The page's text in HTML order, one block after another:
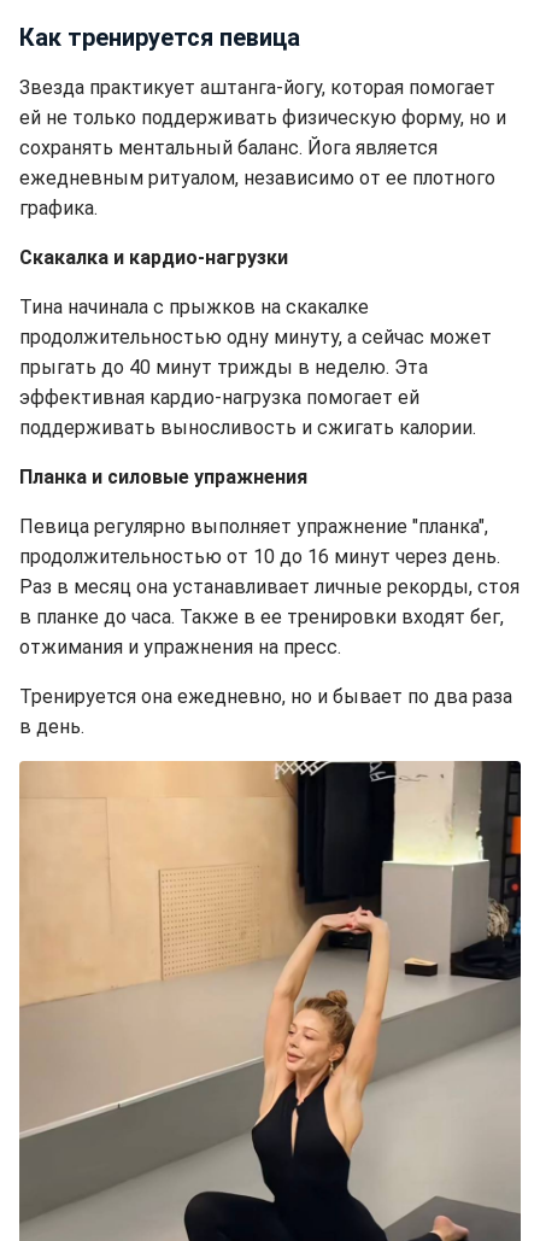
Как тренируется певица
Звезда практикует аштанга-йогу, которая помогает
ей не только поддерживать физическую форму, но и
сохранять ментальный баланс. Йога является
ежедневным ритуалом, независимо от ее плотного
графика.
Скакалка и кардио-нагрузки
Тина начинала с прыжков на скакалке
продолжительностью одну минуту, а сейчас может
прыгать до 40 минут трижды в неделю. Эта
эффективная кардио-нагрузка помогает ей
поддерживать выносливость и сжигать калории.
Планка и силовые упражнения
Певица регулярно выполняет упражнение "планка",
продолжительностью от 10 до 16 минут через день.
Раз в месяц она устанавливает личные рекорды, стоя
в планке до часа. Также в ее тренировки входят бег,
отжимания и упражнения на пресс.
Тренируется она ежедневно, но и бывает по два раза
в день.